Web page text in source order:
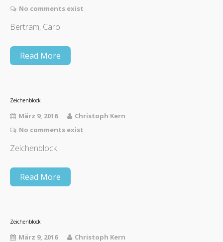
No comments exist
Bertram, Caro
Read More
Zeichenblock
März 9, 2016
Christoph Kern
No comments exist
Zeichenblock
Read More
Zeichenblock
März 9, 2016
Christoph Kern